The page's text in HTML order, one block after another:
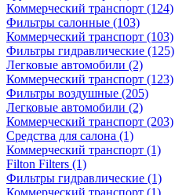
Коммерческий транспорт (124)
Фильтры салонные (103)
Коммерческий транспорт (103)
Фильтры гидравлические (125)
Легковые автомобили (2)
Коммерческий транспорт (123)
Фильтры воздушные (205)
Легковые автомобили (2)
Коммерческий транспорт (203)
Средства для салона (1)
Коммерческий транспорт (1)
Filton Filters (1)
Фильтры гидравлические (1)